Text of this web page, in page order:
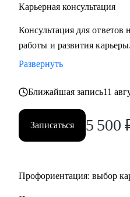
Карьерная консультация
Консультация для ответов
работы и развития карьеры.
Развернуть
Ближайшая запись11
Записаться 5 500
Профориентация: выбор